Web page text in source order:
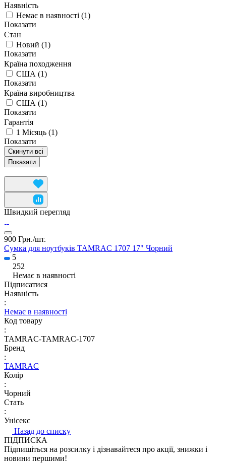
Наявність
Немає в наявності (1)
Показати
Стан
Новий (1)
Показати
Країна походження
США (1)
Показати
Країна виробництва
США (1)
Показати
Гарантія
1 Місяць (1)
Показати
Скинути всі
Швидкий перегляд
900 Грн./шт.
Сумка для ноутбуків TAMRAC 1707 17" Чорний
5
252
Немає в наявності
Підписатися
Наявність
:
Немає в наявності
Код товару
:
TAMRAC-TAMRAC-1707
Бренд
:
TAMRAC
Колір
:
Чорний
Стать
:
Унісекс
Назад до списку
ПІДПИСКА
Підпишіться на розсилку і дізнавайтеся про акції, знижки і
новини першими!